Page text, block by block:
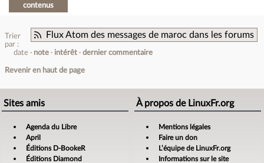
contenus
Flux Atom des messages de maroc dans les forums
Trier
par :
date
note intérêt dernier commentaire
Revenir en haut de page
Sites amis
Agenda du Libre
April
Éditions D-BookeR
Éditions Diamond
À propos de LinuxFr.org
Mentions légales
Faire un don
L’équipe de LinuxFr.org
Informations sur le site